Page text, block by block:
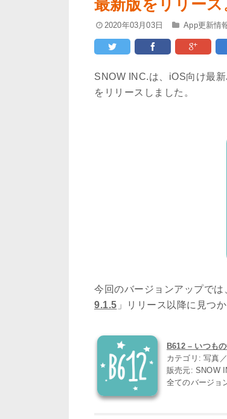
最新版をリリース
2020年03月03日 App更新情
SNOW INC.は、iOS向け最新
をリリースしました。
今回のバージョンアップでは
9.1.5 」リリース以降に見つ
B612 – いつも
カテゴリ: 写真
販売元: SNOW
全てのバージョ